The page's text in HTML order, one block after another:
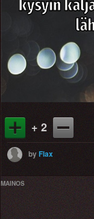
+ 2
byFlax
MAINOS